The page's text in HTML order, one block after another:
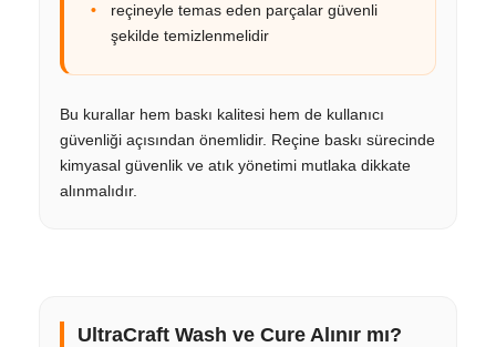
reçineyle temas eden parçalar güvenli
şekilde temizlenmelidir
Bu kurallar hem baskı kalitesi hem de kullanıcı
güvenliği açısından önemlidir. Reçine baskı sürecinde
kimyasal güvenlik ve atık yönetimi mutlaka dikkate
alınmalıdır.
UltraCraft Wash ve Cure Alınır mı?